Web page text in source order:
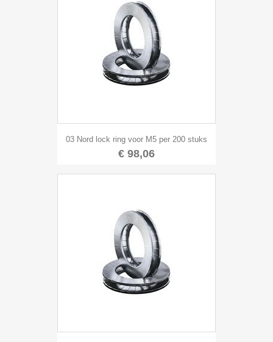
03 Nord lock ring voor M5 per 200 stuks
€ 98,06